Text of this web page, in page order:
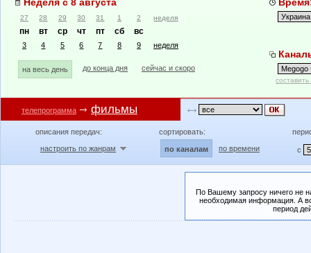
27 28 29 30 31 1 2 неделя
пн вт ср чт пт сб вс
3 4 5 6 7 8 9 неделя
на весь день до конца дня сейчас и скоро
телепрограмма фильмы
описания передач:
настроить по жанрам
сортировать:
по каналам по времени с
По Вашему запросу ничего не
необходимая информация. А
период